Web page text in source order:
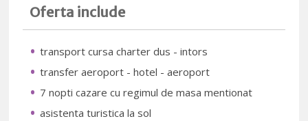
Oferta include
transport cursa charter dus - intors
transfer aeroport - hotel - aeroport
7 nopti cazare cu regimul de masa mentionat
asistenta turistica la sol